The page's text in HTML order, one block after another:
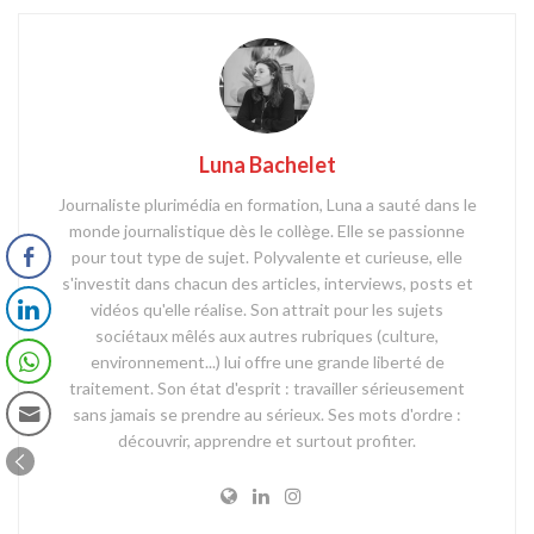
Luna Bachelet
Journaliste plurimédia en formation, Luna a sauté dans le
monde journalistique dès le collège. Elle se passionne
pour tout type de sujet. Polyvalente et curieuse, elle
s'investit dans chacun des articles, interviews, posts et
vidéos qu'elle réalise. Son attrait pour les sujets
sociétaux mêlés aux autres rubriques (culture,
environnement...) lui offre une grande liberté de
traitement. Son état d'esprit : travailler sérieusement
sans jamais se prendre au sérieux. Ses mots d'ordre :
découvrir, apprendre et surtout profiter.